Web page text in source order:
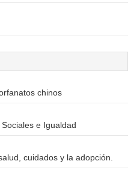
chinos
e Igualdad
cuidados y la adopción.